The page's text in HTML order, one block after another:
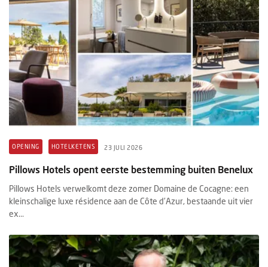
OPENING HOTELKETENS 23 JULI 2026
Pillows Hotels opent eerste bestemming buiten Benelux
Pillows Hotels verwelkomt deze zomer Domaine de Cocagne: een
kleinschalige luxe résidence aan de Côte d’Azur, bestaande uit vier
ex...